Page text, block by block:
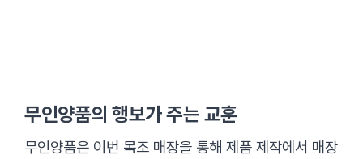
무인양품의 행보가 주는 교훈
무인양품은 이번 목조 매장을 통해 제품 제작에서 매장